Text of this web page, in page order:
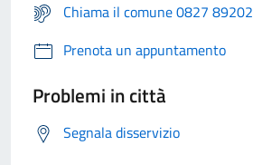
Chiama il comune 0827 89202
Prenota un appuntamento
Problemi in città
Segnala disservizio